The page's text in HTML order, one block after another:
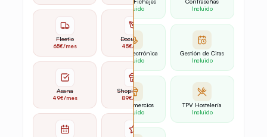
Incluido Incluido Incluido
Incluido
Firma Electrónica
Incluido
Gestión de Citas
Incluido
Incluido
TPV Comercios
Incluido
TPV Hostelería
Incluido
Fleetio
65€/mes
DocuSign
45€/mes
Calendly
12€/mes
Asana
49€/mes
Shopify POS
89€/mes
Revo
140€ /mes